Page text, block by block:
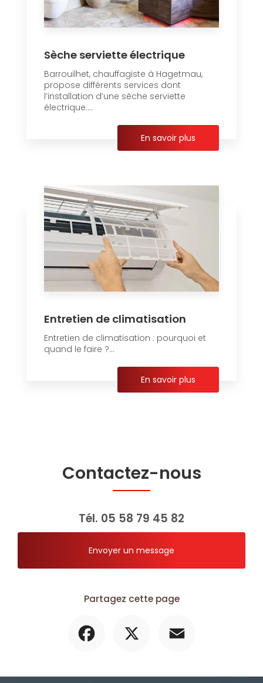
Sèche serviette électrique
Barrouilhet, chauffagiste à Hagetmau,
propose différents services dont
l’installation d’une sèche serviette
électrique....
En savoir plus
Entretien de climatisation
Entretien de climatisation : pourquoi et
quand le faire ?...
En savoir plus
Contactez-nous
Tél. 05 58 79 45 82
Envoyer un message
Partagez cette page